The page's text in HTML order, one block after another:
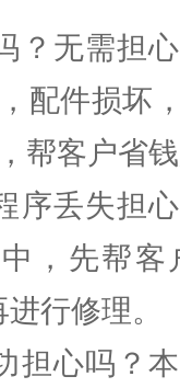
？无需担
配件损坏
帮客户省
序丢失担
，先帮
行修理。
担心吗？